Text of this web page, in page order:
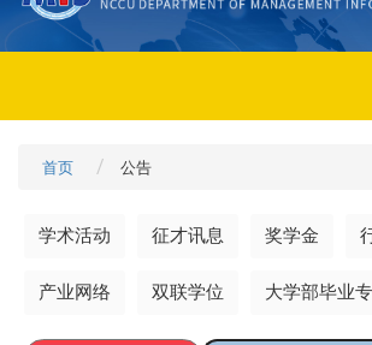
首页 公告
学术活动 征才讯息 奖学金
产业网络 双联学位 大学部毕业